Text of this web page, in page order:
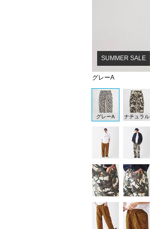
グレーA
SUMMER SALE
グレーA ナチュラル